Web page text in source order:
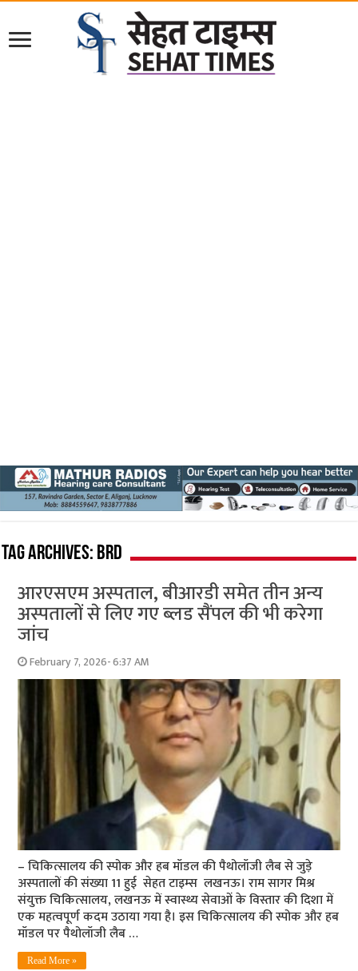
Tag Archives: BRD
आरएसएम अस्पताल, बीआरडी समेत तीन अन्य
अस्पतालों से लिए गए ब्लड सैंपल की भी करेगा
जांच
February 7, 2026- 6:37 AM
– चिकित्सालय की स्पोक और हब मॉडल की पैथोलॉजी लैब से जुड़े
अस्पतालों की संख्या 11 हुई सेहत टाइम्स लखनऊ। राम सागर मिश्र
संयुक्त चिकित्सालय, लखनऊ में स्वास्थ्य सेवाओं के विस्तार की दिशा में
एक महत्वपूर्ण कदम उठाया गया है। इस चिकित्सालय की स्पोक और हब
मॉडल पर पैथोलॉजी लैब …
Read More »